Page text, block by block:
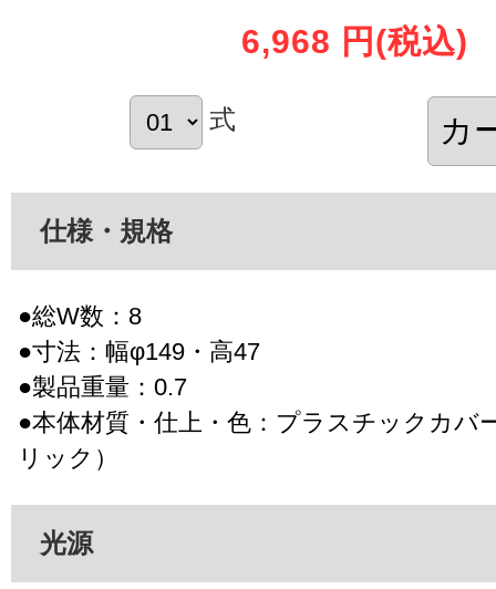
6,968 円 (税込)
式
仕様・規格
●総W数：8
●寸法：幅φ149・高47
●製品重量：0.7
●本体材質・仕上・色：プラスチックカバ
リック）
光源